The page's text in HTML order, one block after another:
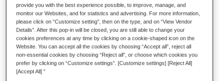
• Großer optimierter Pedalsatz.
• Bremspedal mit progressivem Widerstand.
• Individuelle Einstellung des Neigungswinkels für jedes Pedal.
45,99 €
provide you with the best experience possible, to improve, manage, and
monitor our Websites, and for statistics and advertising. For more information,
please click on “Customize setting”, then on the type, and on “View Vendor
Details”. After this pop-in will be closed, you are still able to change your
cookies preferences at any time by clicking on a cookie-shaped icon on the
Website. You can accept all the cookies by choosing “Accept all”, reject all
non-essential cookies by choosing “Reject all”, or choose which cookies you
prefer by clicking on “Customize settings”. [Customize settings] [Reject All]
[Accept All] ”